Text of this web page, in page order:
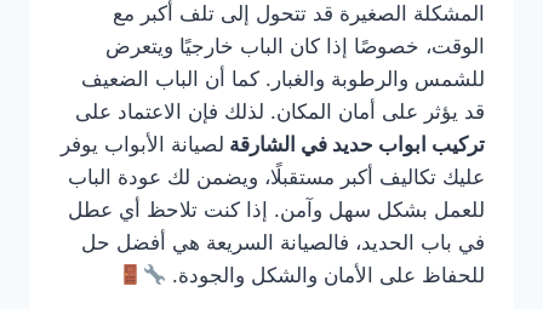
المشكلة الصغيرة قد تتحول إلى تلف أكبر مع
الوقت، خصوصًا إذا كان الباب خارجيًا ويتعرض
للشمس والرطوبة والغبار. كما أن الباب الضعيف
قد يؤثر على أمان المكان. لذلك فإن الاعتماد على
تركيب ابواب حديد في الشارقة لصيانة الأبواب يوفر
عليك تكاليف أكبر مستقبلًا، ويضمن لك عودة الباب
للعمل بشكل سهل وآمن. إذا كنت تلاحظ أي عطل
في باب الحديد، فالصيانة السريعة هي أفضل حل
للحفاظ على الأمان والشكل والجودة.